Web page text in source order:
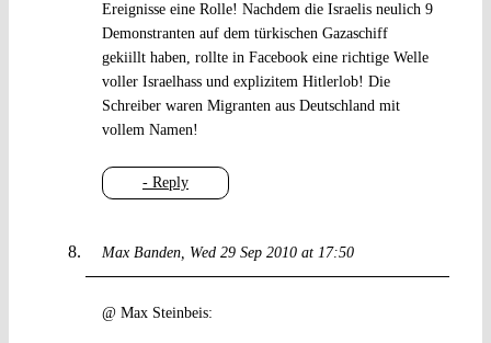
- Reply
Ereignisse eine Rolle! Nachdem die Israelis neulich 9
Demonstranten auf dem türkischen Gazaschiff
gekiillt haben, rollte in Facebook eine richtige Welle
voller Israelhass und explizitem Hitlerlob! Die
Schreiber waren Migranten aus Deutschland mit
vollem Namen!
Max Banden Wed 29 Sep 2010 at 17:50
@ Max Steinbeis: